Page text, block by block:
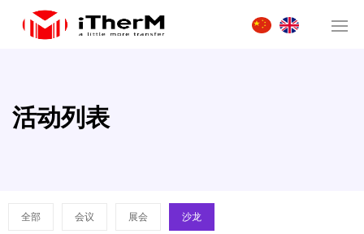
活动列表
全部 会议 展会 沙龙